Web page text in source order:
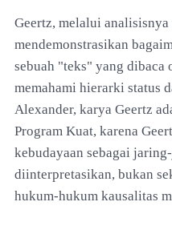
Geertz, melalui
mendemonstrasikan
sebuah "teks" yang
memahami hierarki status
Alexander, karya Geertz
Program Kuat, karena
kebudayaan sebagai
diinterpretasikan, bukan
hukum-hukum kausalitas